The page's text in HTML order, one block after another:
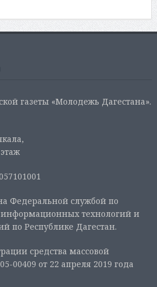
газеты «Молодежь Дагестана».
Федеральной службой по
информационных технологий и
по Республике Дагестан.
средства массовой
от 22 апреля 2019 года